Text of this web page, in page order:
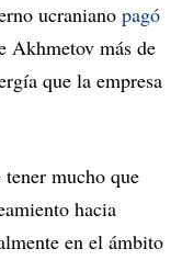
ucraniano pagó
Akhmetov más de
que la empresa
mucho que
hacia
en el ámbito